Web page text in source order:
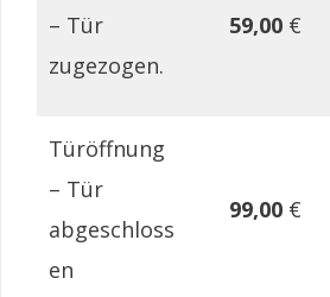
– Tür
zugezogen.
59,00 €
Türöffnung
– Tür
abgeschloss
en
99,00 €